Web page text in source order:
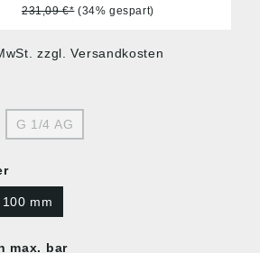
231,09 €* (34% gespart)
zzgl. Versandkosten
G 1/4 AG
100 mm
max. bar